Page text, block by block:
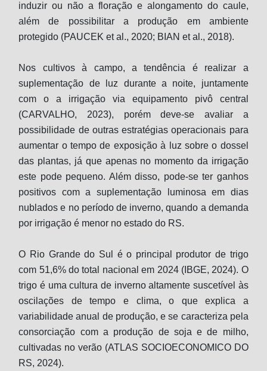
induzir ou não a floração e alongamento do caule,
além de possibilitar a produção em ambiente
protegido (PAUCEK et al., 2020; BIAN et al., 2018).
Nos cultivos à campo, a tendência é realizar a
suplementação de luz durante a noite, juntamente
com o a irrigação via equipamento pivô central
(CARVALHO, 2023), porém deve-se avaliar a
possibilidade de outras estratégias operacionais para
aumentar o tempo de exposição à luz sobre o dossel
das plantas, já que apenas no momento da irrigação
este pode pequeno. Além disso, pode-se ter ganhos
positivos com a suplementação luminosa em dias
nublados e no período de inverno, quando a demanda
por irrigação é menor no estado do RS.
O Rio Grande do Sul é o principal produtor de trigo
com 51,6% do total nacional em 2024 (IBGE, 2024). O
trigo é uma cultura de inverno altamente suscetível às
oscilações de tempo e clima, o que explica a
variabilidade anual de produção, e se caracteriza pela
consorciação com a produção de soja e de milho,
cultivadas no verão (ATLAS SOCIOECONOMICO DO
RS, 2024).